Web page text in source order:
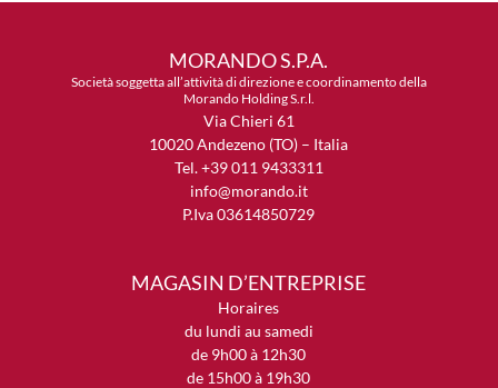
MORANDO S.P.A.
Società soggetta all’attività di direzione e coordinamento della
Morando Holding S.r.l.
Via Chieri 61
10020 Andezeno (TO) – Italia
Tel. +39 011 9433311
info@morando.it
P.Iva 03614850729
MAGASIN D’ENTREPRISE
Horaires
du lundi au samedi
de 9h00 à 12h30
de 15h00 à 19h30